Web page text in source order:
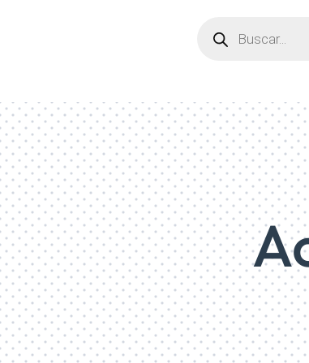
productos